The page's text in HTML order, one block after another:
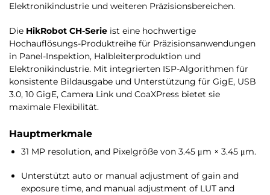
Elektronikindustrie und weiteren Präzisionsbereichen.
Die HikRobot CH-Serie ist eine hochwertige
Hochauflösungs-Produktreihe für Präzisionsanwendungen
in Panel-Inspektion, Halbleiterproduktion und
Elektronikindustrie. Mit integrierten ISP-Algorithmen für
konsistente Bildausgabe und Unterstützung für GigE, USB
3.0, 10 GigE, Camera Link und CoaXPress bietet sie
maximale Flexibilität.
Hauptmerkmale
31 MP resolution, and Pixelgröße von 3.45 μm × 3.45 μm.
Unterstützt auto or manual adjustment of gain and
exposure time, and manual adjustment of LUT and